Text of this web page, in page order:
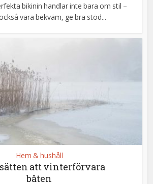
bikinin handlar inte bara om stil –
vara bekväm, ge bra stöd...
Hem & hushåll
sätten att vinterförvara
båten